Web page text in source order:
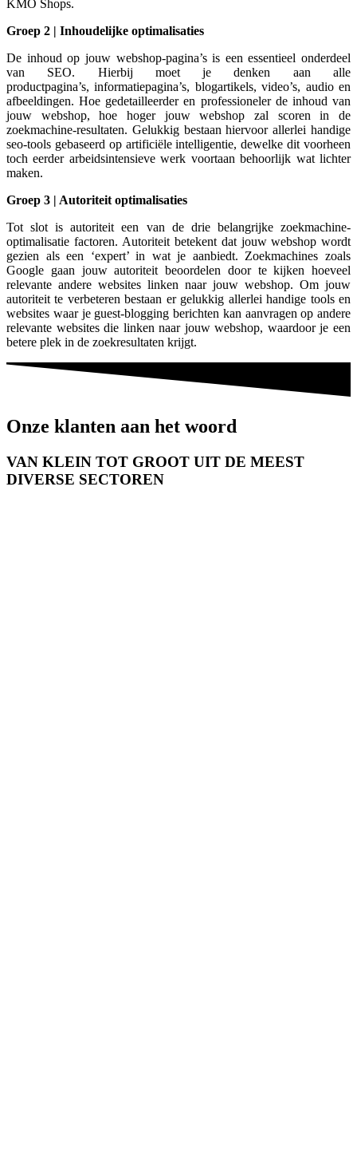
KMO Shops.
Groep 2 | Inhoudelijke optimalisaties
De inhoud op jouw webshop-pagina’s is een essentieel onderdeel
van SEO. Hierbij moet je denken aan alle
productpagina’s,informatiepagina’s, blogartikels, video’s, audio en
afbeeldingen. Hoe gedetailleerder en professioneler de inhoud van
jouw webshop, hoe hoger jouw webshop zal scoren in de
zoekmachine-resultaten. Gelukkig bestaan hiervoor allerlei handige
seo-tools gebaseerd op artificiële intelligentie, dewelke dit voorheen
toch eerder arbeidsintensieve werk voortaan behoorlijk wat lichter
maken.
Groep 3 | Autoriteit optimalisaties
Tot slot is autoriteit een van de drie belangrijke zoekmachine-
optimalisatie factoren. Autoriteit betekent dat jouw webshop wordt
gezien als een ‘expert’ in wat je aanbiedt. Zoekmachines zoals
Google gaan jouw autoriteit beoordelen door te kijken hoeveel
relevante andere websites linken naar jouw webshop. Om jouw
autoriteit te verbeteren bestaan er gelukkig allerlei handige tools en
websites waar je guest-blogging berichten kan aanvragen op andere
relevante websites die linken naar jouw webshop, waardoor je een
betere plek in de zoekresultaten krijgt.
Onze klanten aan het woord
VAN KLEIN TOT GROOT UIT DE MEEST
DIVERSE SECTOREN